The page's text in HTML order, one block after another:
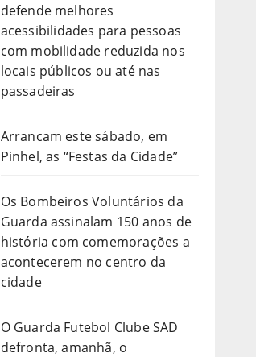
defende melhores
acessibilidades para pessoas
com mobilidade reduzida nos
locais públicos ou até nas
passadeiras
Arrancam este sábado, em
Pinhel, as “Festas da Cidade”
Os Bombeiros Voluntários da
Guarda assinalam 150 anos de
história com comemorações a
acontecerem no centro da
cidade
O Guarda Futebol Clube SAD
defronta, amanhã, o